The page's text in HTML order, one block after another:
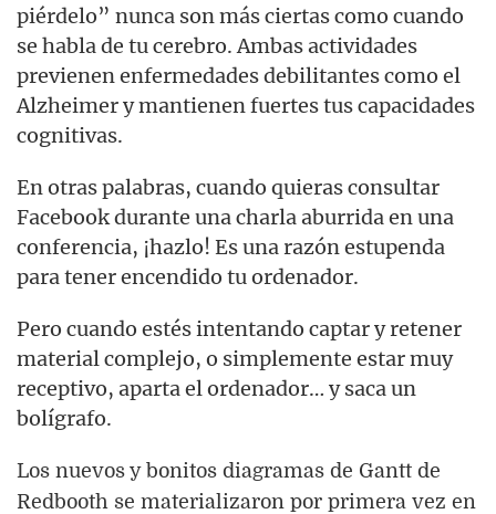
piérdelo” nunca son más ciertas como cuando
se habla de tu cerebro. Ambas actividades
previenen enfermedades debilitantes como el
Alzheimer y mantienen fuertes tus capacidades
cognitivas.
En otras palabras, cuando quieras consultar
Facebook durante una charla aburrida en una
conferencia, ¡hazlo! Es una razón estupenda
para tener encendido tu ordenador.
Pero cuando estés intentando captar y retener
material complejo, o simplemente estar muy
receptivo, aparta el ordenador… y saca un
bolígrafo.
Los nuevos y bonitos diagramas de Gantt de
Redbooth se materializaron por primera vez en